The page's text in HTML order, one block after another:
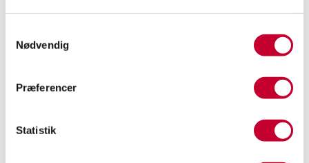
Nødvendig
Præferencer
Statistik